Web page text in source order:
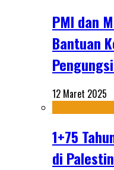
PMI dan
Bantuan
12 Maret 2025
1+75
di